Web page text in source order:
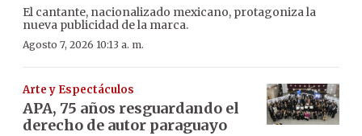
El cantante, nacionalizado mexicano, protagoniza la
nueva publicidad de la marca.
Agosto 7, 2026 10:13 a. m.
Arte y Espectáculos
APA, 75 años resguardando el
derecho de autor paraguayo